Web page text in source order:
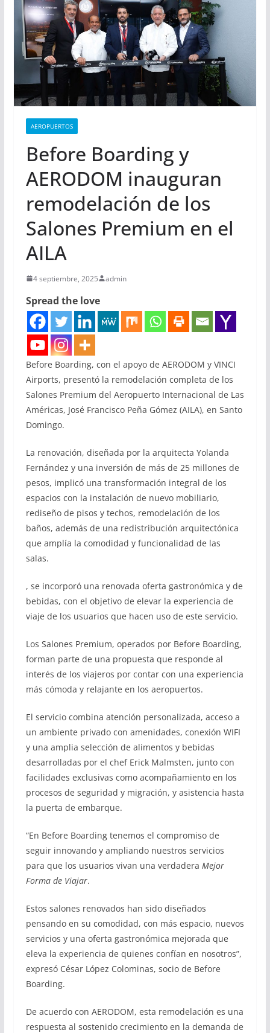
AEROPUERTOS
Before Boarding y
AERODOM inauguran
remodelación de los
Salones Premium en el
AILA
4 septiembre, 2025 admin
Spread the love
Before Boarding, con el apoyo de AERODOM y VINCI
Airports, presentó la remodelación completa de los
Salones Premium del Aeropuerto Internacional de Las
Américas, José Francisco Peña Gómez (AILA), en Santo
Domingo.
La renovación, diseñada por la arquitecta Yolanda
Fernández y una inversión de más de 25 millones de
pesos, implicó una transformación integral de los
espacios con la instalación de nuevo mobiliario,
rediseño de pisos y techos, remodelación de los
baños, además de una redistribución arquitectónica
que amplía la comodidad y funcionalidad de las
salas.
, se incorporó una renovada oferta gastronómica y de
bebidas, con el objetivo de elevar la experiencia de
viaje de los usuarios que hacen uso de este servicio.
Los Salones Premium, operados por Before Boarding,
forman parte de una propuesta que responde al
interés de los viajeros por contar con una experiencia
más cómoda y relajante en los aeropuertos.
El servicio combina atención personalizada, acceso a
un ambiente privado con amenidades, conexión WIFI
y una amplia selección de alimentos y bebidas
desarrolladas por el chef Erick Malmsten, junto con
facilidades exclusivas como acompañamiento en los
procesos de seguridad y migración, y asistencia hasta
la puerta de embarque.
“En Before Boarding tenemos el compromiso de
seguir innovando y ampliando nuestros servicios
para que los usuarios vivan una verdadera Mejor
Forma de Viajar.
Estos salones renovados han sido diseñados
pensando en su comodidad, con más espacio, nuevos
servicios y una oferta gastronómica mejorada que
eleva la experiencia de quienes confían en nosotros”,
expresó César López Colominas, socio de Before
Boarding.
De acuerdo con AERODOM, esta remodelación es una
respuesta al sostenido crecimiento en la demanda de